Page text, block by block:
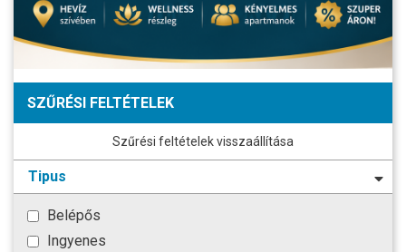
SZŰRÉSI FELTÉTELEK
Szűrési feltételek visszaállítása
Tipus
Belépős
Ingyenes